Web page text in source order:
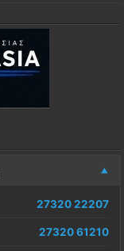
27320 22207
27320 61210